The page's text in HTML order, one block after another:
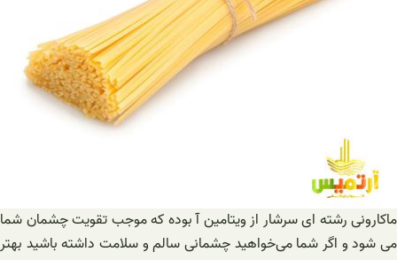
ماکارونی رشته ای سرشار از ویتامین آ بوده که موجب تقویت چشمان شما
می شود و اگر شما می‌خواهید چشمانی سالم و سلامت داشته باشید بهتر